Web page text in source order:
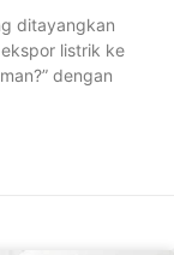
ditayangkan
listrik ke
dengan